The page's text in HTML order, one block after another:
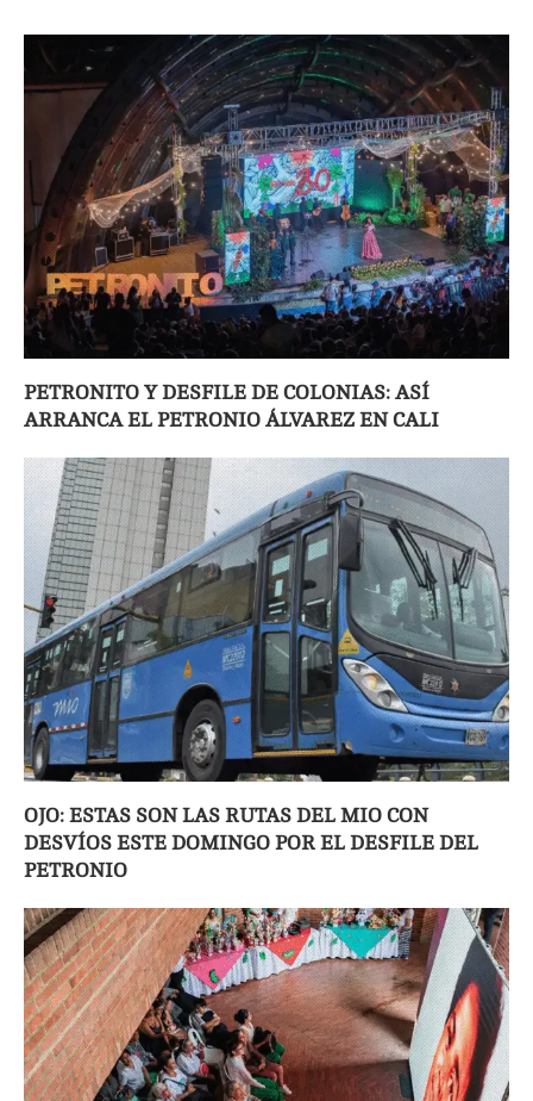
PETRONITO Y DESFILE DE COLONIAS: ASÍ
ARRANCA EL PETRONIO ÁLVAREZ EN CALI
OJO: ESTAS SON LAS RUTAS DEL MIO CON
DESVÍOS ESTE DOMINGO POR EL DESFILE DEL
PETRONIO